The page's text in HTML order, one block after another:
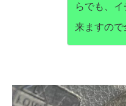
らでも、
来ますので